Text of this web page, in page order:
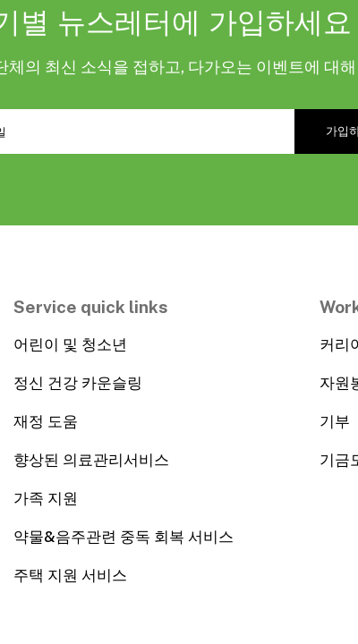
별 뉴스레터에 가입하세요
체의 최신 소식을 접하고, 다가오는 이벤트에 대
Service quick links
어린이 및 청소년
정신 건강 카운슬링
재정 도움
향상된 의료관리서비스
가족 지원
약물&음주관련 중독 회복 서비스
주택 지원 서비스
커리
자원
기부
기금